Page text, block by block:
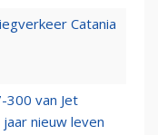
Catania
300 van Jet
nieuw leven